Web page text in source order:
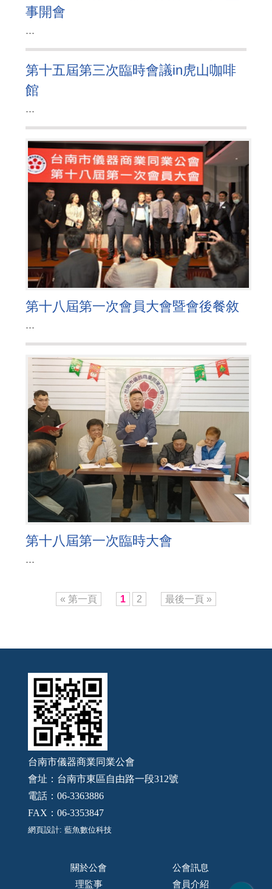
事開會
...
第十五屆第三次臨時會議in虎山咖啡
館
...
第十八屆第一次會員大會暨會後餐敘
...
第十八屆第一次臨時大會
...
« 第一頁 1 2 最後一頁 »
台南市儀器商業同業公會
會址：台南市東區自由路一段312號
電話：06-3363886
FAX：06-3353847
網頁設計: 藍魚數位科技
關於公會
公會訊息
理監事
會員介紹